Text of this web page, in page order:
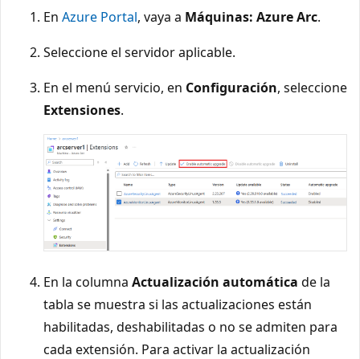
En Azure Portal, vaya a Máquinas: Azure Arc.
Seleccione el servidor aplicable.
En el menú servicio, en Configuración, seleccione
Extensiones.
En la columna Actualización automática de la
tabla se muestra si las actualizaciones están
habilitadas, deshabilitadas o no se admiten para
cada extensión. Para activar la actualización